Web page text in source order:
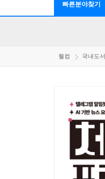
빠른분야찾기
웰컴 국내도서